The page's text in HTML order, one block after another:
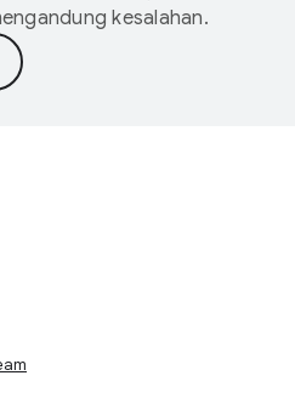
kesalahan.